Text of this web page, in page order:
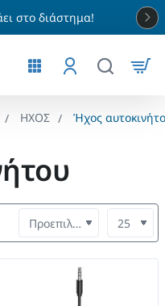
στο διάστημα!
ΗΧΟΣ Ήχος